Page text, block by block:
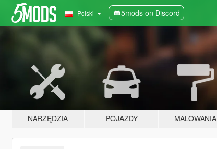
Polski 5mods on Discord
NARZĘDZIA POJAZDY MALOWANIA